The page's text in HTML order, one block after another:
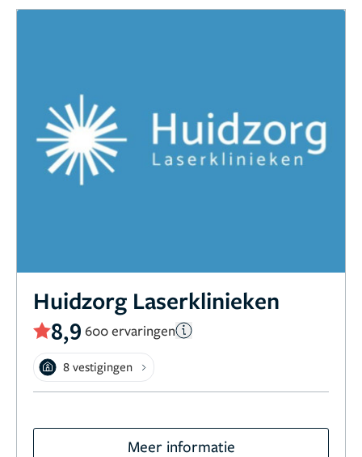
Huidzorg Laserklinieken
8,9 600 ervaringen
8 vestigingen
Meer informatie